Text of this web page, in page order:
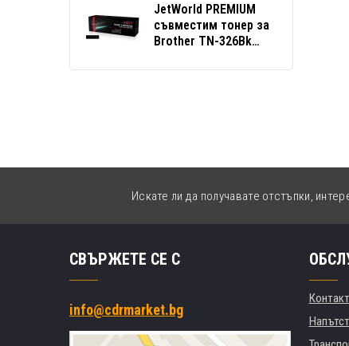
JetWorld PREMIUM
съвместим тонер за
Brother TN-326Bk
Искате ли да получавате отстъпки,
СВЪРЖЕТЕ СЕ С
info@cdrmarket.bg